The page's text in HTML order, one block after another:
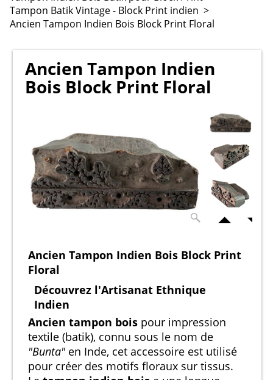
Tampon Batik Vintage - Block Print indien >
Ancien Tampon Indien Bois Block Print Floral
Ancien Tampon Indien
Bois Block Print Floral
Ancien Tampon Indien Bois Block Print
Floral
Découvrez l'Artisanat Ethnique
Indien
Ancien tampon bois pour impression
textile (batik), connu sous le nom de
"Bunta"en Inde, cet accessoire est utilisé
pour créer des motifs floraux sur tissus.